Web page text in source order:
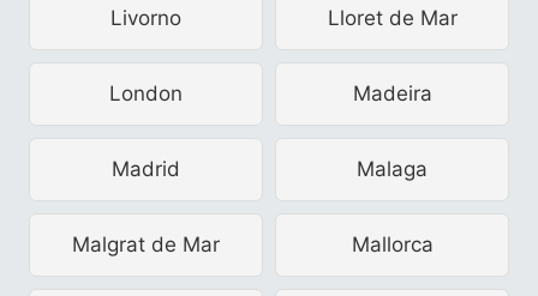
Livorno Lloret de Mar
London Madeira
Madrid Malaga
Malgrat de Mar Mallorca